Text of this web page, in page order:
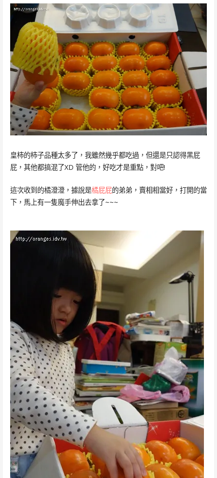
皇柿的柿子品種太多了，我雖然幾乎都吃過，但還是只認得黑屁
屁，其他都搞混了XD 管他的，好吃才是重點，對吧!
這次收到的橘澄澄，據說是橘屁屁的弟弟，賣相相當好，打開的當
下，馬上有一隻魔手伸出去拿了~~~